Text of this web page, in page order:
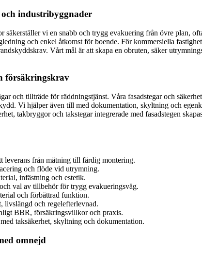
industribyggnader
vi en snabb och trygg evakuering från övre plan,
och enkel åtkomst för boende. För kommersiella
Vårt mål är att skapa en obruten, säker
försäkringskrav
och tillträde för räddningstjänst. Våra fasadstegar och
Vi hjälper även till med dokumentation, skyltning och
takbryggor och takstegar integrerade med fasadstegen
leverans från mätning till färdig montering.
och flöde vid utrymning.
infästning och estetik.
val av tillbehör för trygg evakueringsväg.
och förbättrad funktion.
livslängd och regelefterlevnad.
BBR, försäkringsvillkor och praxis.
taksäkerhet, skyltning och dokumentation.
omnejd